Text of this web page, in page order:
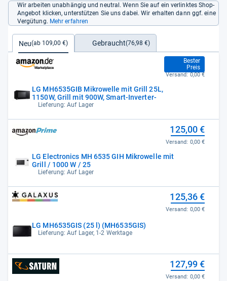
Wir arbeiten unabhängig und neutral. Wenn Sie auf ein verlinktes Shop-
Angebot klicken, unterstützen Sie uns dabei. Wir erhalten dann ggf. eine
Vergütung. Mehr erfahren
Neu(ab 109,00 €) Gebraucht(76,98 €)
LG MH6535GIB Mikrowelle mit Grill 25L,
1150W, Grill mit 900W, Smart-Inverter-
Lieferung: Auf Lager
Bester
Preis
109,00 €
Versand: 0,00 €
LG Electronics MH 6535 GIH Mikrowelle mit
Grill / 1000 W / 25
Lieferung: Auf Lager
125,00 €
Versand: 0,00 €
LG MH6535GIS (25 l) (MH6535GIS)
Lieferung: Auf Lager, 1-2 Werktage
125,36 €
Versand: 0,00 €
127,99 €
Versand: 0,00 €